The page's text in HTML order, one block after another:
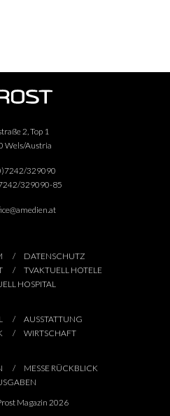
2, Top 1
Wels/Austria
329090
329090-85
DATENSCHUTZ
TVAKTUELL HOTELE
HOSPITAL
AUSSTATTUNG
WIRTSCHAFT
MESSE RÜCKBLICK
Magazin 2026